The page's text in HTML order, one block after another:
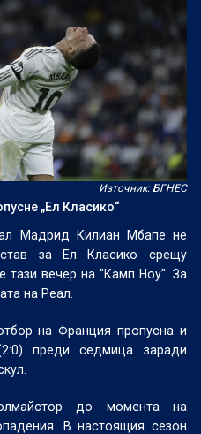
Източник: БГНЕС
„Ел Класико“
Мадрид Килиан Мбапе не
за Ел Класико срещу
тази вечер на "Камп Ноу". За
на Реал.
на Франция пропусна и
преди седмица заради
до момента на
В настоящия сезон